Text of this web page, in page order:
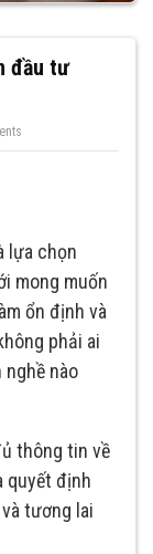
đầu tư
lựa chọn
mong muốn
ổn định và
phải ai
nghề nào
thông tin về
quyết định
tương lai